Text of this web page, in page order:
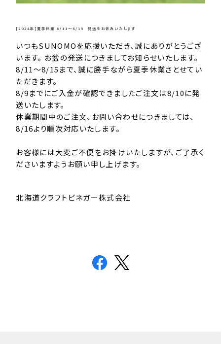
【2024年】夏季休業 8/11～8/15 発送をお休みいたします
いつもSUNOMOを応援いただき、誠にありがとうござ
います。 お盆の発送につきましてお知らせいたします。
8/11～8/15まで、誠に勝手ながら夏季休業さとせてい
ただきます。
8/9までにご入金が確認できましたご注文は8/10に発
送いたします。
休業期間中のご注文、お問い合わせにつきましては、
8/16より順次対応いたします。
お客様には大変ご不便をお掛けいたしますが、ご了承く
ださいますようお願い申し上げます。
北海道クラフトビネガー株式会社